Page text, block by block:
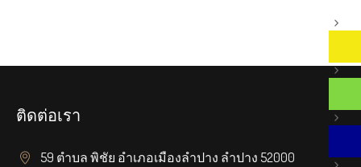
ติดต่อเรา
59 ตำบล พิชัย อำเภอเมืองลำปาง ลำปาง 52000